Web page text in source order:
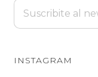
INSTAGRAM